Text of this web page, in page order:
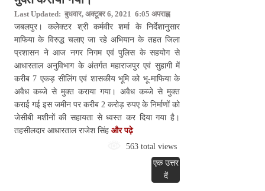
Last Updated: बुधवार, अक्टूबर 6, 2021 6:05 अपराह्न
जबलपुर। कलेेक्टर श्री कर्मवीर शर्मा के निर्देशानुसार
माफिया के विरुद्ध चलाए जा रहे अभियान के तहत जिला
प्रशासन ने आज नगर निगम एवं पुलिस के सहयोग से
आधारताल अनुविभाग के अंतर्गत महाराजपुर एवं सुहागी में
करीब 7 एकड़ सीलिंग एवं शासकीय भूमि को भू-माफिया के
अवैध कब्जे से मुक्त कराया गया। अवैध कब्जे से मुक्त
कराई गई इस जमीन पर करीब 2 करोड़ रुपए के निर्माणों को
जेसीबी मशीनों की सहायता से ध्वस्त कर दिया गया है।
तहसीलदार आधारताल राजेश सिंह और पढ़े
563 total views
एक उत्तर
दें